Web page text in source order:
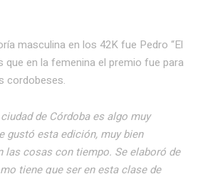
masculina en los 42K fue Pedro “El
que en la femenina el premio fue para
cordobeses.
de Córdoba es algo muy
gustó esta edición, muy bien
las cosas con tiempo. Se elaboró de
tiene que ser en esta clase de